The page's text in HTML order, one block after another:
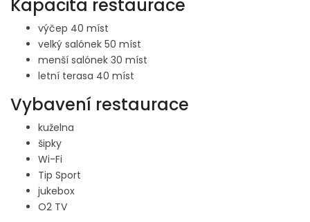
Kapacita restaurace
výčep 40 míst
velký salónek 50 míst
menší salónek 30 míst
letní terasa 40 míst
Vybavení restaurace
kuželna
šipky
Wi-Fi
Tip Sport
jukebox
O2 TV